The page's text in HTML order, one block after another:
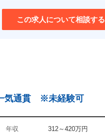
この求人について相談する
一気通貫 ※未経験可
年収 312～420万円